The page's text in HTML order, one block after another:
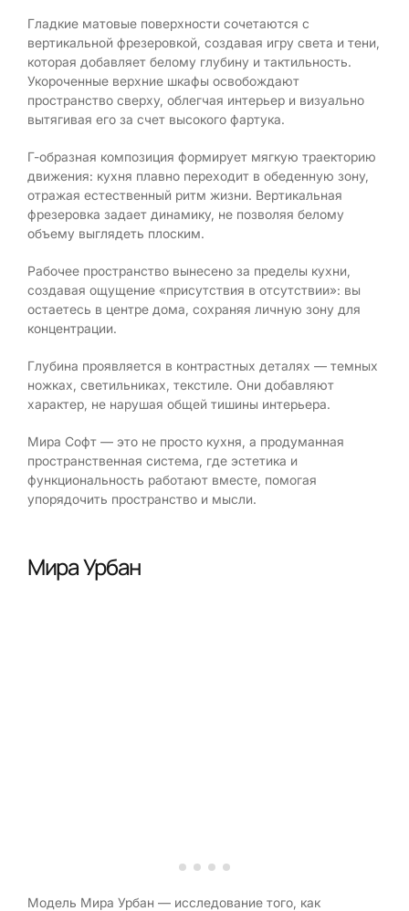
Гладкие матовые поверхности сочетаются с
вертикальной фрезеровкой, создавая игру света и тени,
которая добавляет белому глубину и тактильность.
Укороченные верхние шкафы освобождают
пространство сверху, облегчая интерьер и визуально
вытягивая его за счет высокого фартука.
Г-образная композиция формирует мягкую траекторию
движения: кухня плавно переходит в обеденную зону,
отражая естественный ритм жизни. Вертикальная
фрезеровка задает динамику, не позволяя белому
объему выглядеть плоским.
Рабочее пространство вынесено за пределы кухни,
создавая ощущение «присутствия в отсутствии»: вы
остаетесь в центре дома, сохраняя личную зону для
концентрации.
Глубина проявляется в контрастных деталях — темных
ножках, светильниках, текстиле. Они добавляют
характер, не нарушая общей тишины интерьера.
Мира Софт — это не просто кухня, а продуманная
пространственная система, где эстетика и
функциональность работают вместе, помогая
упорядочить пространство и мысли.
Мира Урбан
Модель Мира Урбан — исследование того, как